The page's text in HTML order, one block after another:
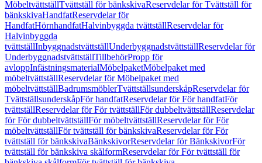
MöbeltvättställTvättställ för bänkskivaReservdelar för Tvättställ för
bänkskivaHandfatReservdelar för
HandfatHörnhandfatHalvinbyggda tvättställReservdelar för
Halvinbyggda
tvättställInbyggnadstvättställUnderbyggnadstvättställReservdelar för
UnderbyggnadstvättställTillbehörPropp för
avloppInfästningsmaterialMöbelpaketMöbelpaket med
möbeltvättställReservdelar för Möbelpaket med
möbeltvättställBadrumsmöblerTvättställsunderskåpReservdelar för
TvättställsunderskåpFör handfatReservdelar för För handfatFör
tvättställReservdelar för För tvättställFör dubbeltvättställReservdelar
för För dubbeltvättställFör möbeltvättställReservdelar för För
möbeltvättställFör tvättställ för bänkskivaReservdelar för För
tvättställ för bänkskivaBänkskivorReservdelar för BänkskivorFör
tvättställ för bänkskiva skålformReservdelar för För tvättställ för